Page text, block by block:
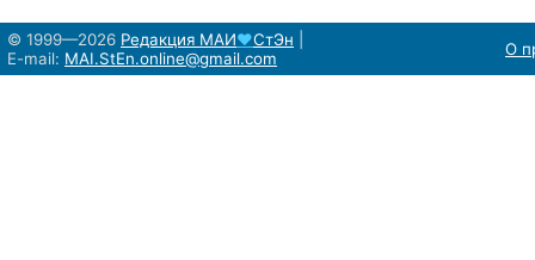
© 1999—2026 Редакция МАИ♥СтЭн
E-mail: MAI.StEn.online@gmail.com О